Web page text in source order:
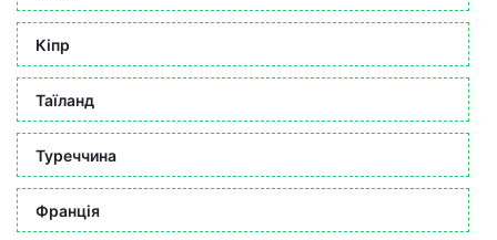
Кіпр
Таїланд
Туреччина
Франція